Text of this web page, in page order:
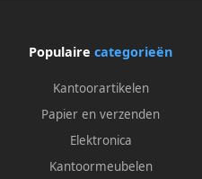
Populaire categorieën
Kantoorartikelen
Papier en verzenden
Elektronica
Kantoormeubelen